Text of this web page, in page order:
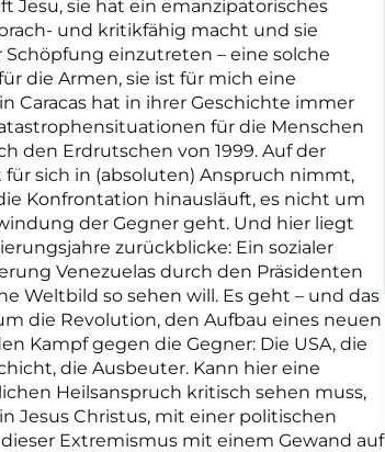
Jesu, sie hat ein emanzipatorisches
und kritikfähig macht und sie
einzutreten – eine solche
die Armen, sie ist für mich eine
Caracas hat in ihrer Geschichte immer
für die Menschen
den Erdrutschen von 1999. Auf der
für sich in (absoluten) Anspruch nimmt,
Konfrontation hinausläuft, es nicht um
der Gegner geht. Und hier liegt
zurückblicke: Ein sozialer
Venezuelas durch den Präsidenten
Weltbild so sehen will. Es geht – und das
die Revolution, den Aufbau eines neuen
Kampf gegen die Gegner: Die USA, die
die Ausbeuter. Kann hier eine
Heilsanspruch kritisch sehen muss,
Jesus Christus, mit einer politischen
Extremismus mit einem Gewand auf